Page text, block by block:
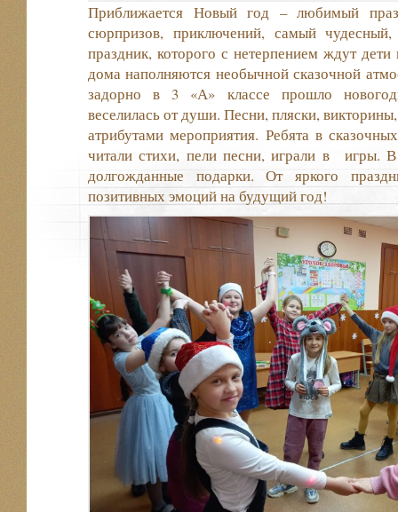
Приближается Новый год – любимый
сюрпризов, приключений, самый
праздник, которого с нетерпением ждут
дома наполняются необычной сказочной
задорно в 3 «А» классе прошло
веселилась от души. Песни, пляски,
атрибутами мероприятия. Ребята в
читали стихи, пели песни, играли в игры.
долгожданные подарки. От яркого
позитивных эмоций на будущий год!